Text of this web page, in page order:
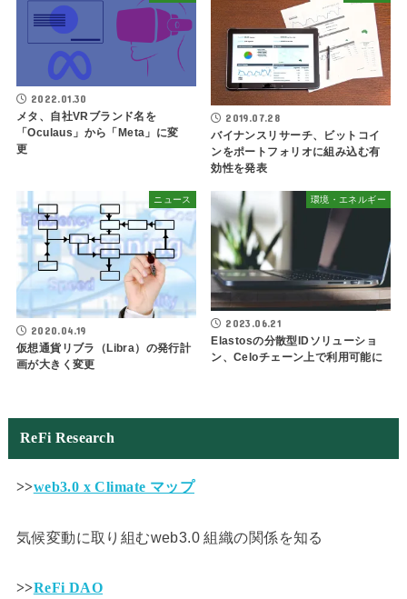
2022.01.30
メタ、自社VRブランド名を
「Oculaus」から「Meta」に変
更
2019.07.28
バイナンスリサーチ、ビットコイ
ンをポートフォリオに組み込む有
効性を発表
ニュース
2020.04.19
仮想通貨リブラ（Libra）の発行計
画が大きく変更
環境・エネルギー
2023.06.21
Elastosの分散型IDソリューショ
ン、Celoチェーン上で利用可能に
ReFi Research
>>web3.0 x Climate マップ
気候変動に取り組むweb3.0 組織の関係を知る
>>ReFi DAO